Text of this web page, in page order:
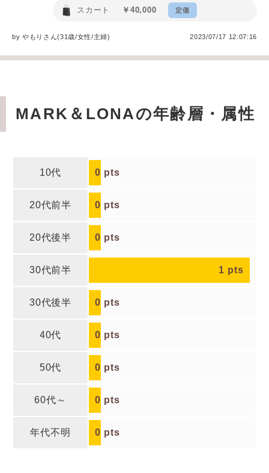
スカート ￥40,000 定価
byやもり さん(31歳/女性/主婦) 2023/07/17 12:07:16
MARK＆LONAの年齢層・属性
10代 0 pts
20代前半 0 pts
20代後半 0 pts
30代前半 1 pts
30代後半 0 pts
40代 0 pts
50代 0 pts
60代～ 0 pts
年代不明 0 pts